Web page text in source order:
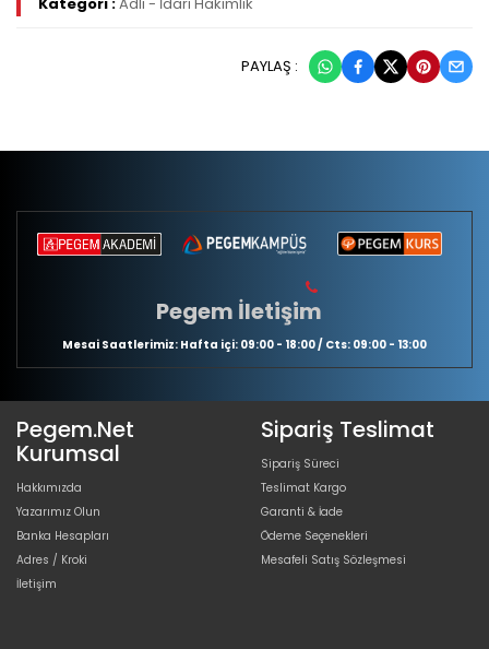
Kategori :Adli - İdari Hakimlik
PAYLAŞ :
Pegem İletişim
Mesai Saatlerimiz: Hafta içi: 09:00 - 18:00 / Cts: 09:00 - 13:00
Pegem.Net
Kurumsal
Hakkımızda
Yazarımız Olun
Banka Hesapları
Adres / Kroki
İletişim
Sipariş Teslimat
Sipariş Süreci
Teslimat Kargo
Garanti & İade
Ödeme Seçenekleri
Mesafeli Satış Sözleşmesi